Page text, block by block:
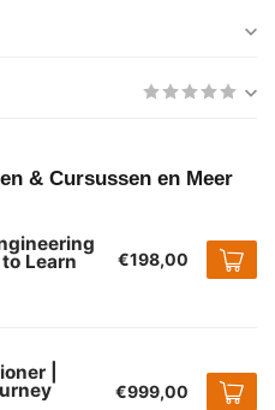
& Cursussen en Meer
Learn €198,00
|
€999,00